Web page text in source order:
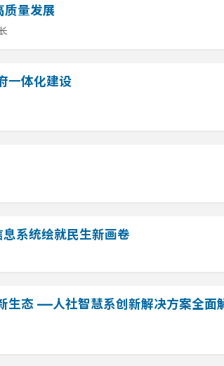
质量发展
一体化建设
系统绘就民生新画卷
生态 ——人社智慧系创新解决方案全面